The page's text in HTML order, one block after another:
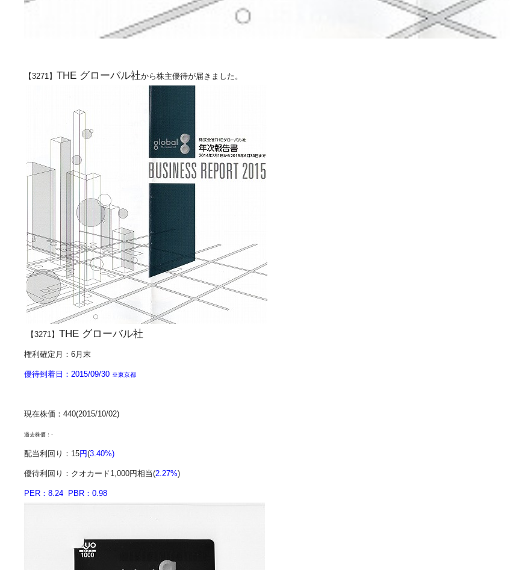
【3271】 THE グローバル社から株主優待が届きました。
【3271】 THE グローバル社
権利確定月：6月末
優待到着日：2015/09/30 ※東京都
現在株価：440(2015/10/02)
過去株価：-
配当利回り：15円(3.40%)
優待利回り： クオカード1,000円相当(2.27%)
PER：8.24 PBR：0.98